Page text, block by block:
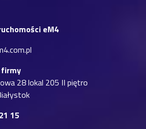
eM4
firmy
28 lokal 205 II piętro
15